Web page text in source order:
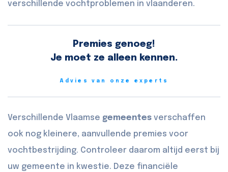
verschillende vochtproblemen in vlaanderen.
Premies genoeg!
Je moet ze alleen kennen.
Advies van onze experts
Verschillende Vlaamse gemeentes verschaffen
ook nog kleinere, aanvullende premies voor
vochtbestrijding. Controleer daarom altijd eerst bij
uw gemeente in kwestie. Deze financiële